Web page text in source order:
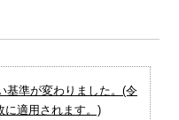
基準が変わりました。(令
に適用されます。)